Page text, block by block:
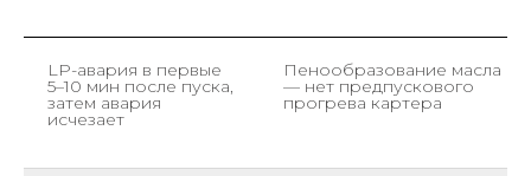
LP-авария в первые
5–10 мин после пуска,
затем авария
исчезает
Пенообразование масла
— нет предпускового
прогрева картера